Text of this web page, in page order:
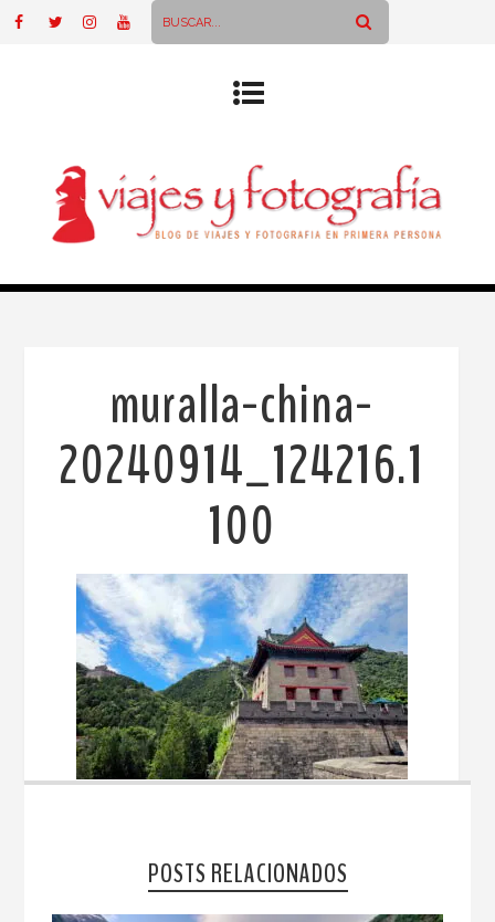
muralla-china-
20240914_124216.1
100
POSTS RELACIONADOS